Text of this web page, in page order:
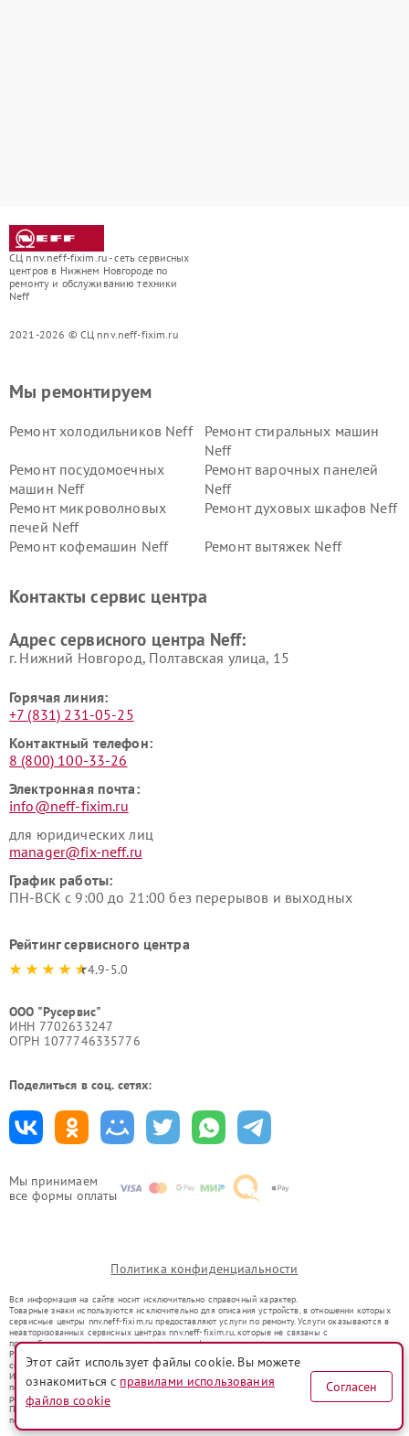
СЦ nnv.neff-fixim.ru - сеть сервисных
центров в Нижнем Новгороде по
ремонту и обслуживанию техники
Neff
2021-2026 © СЦ nnv.neff-fixim.ru
Мы принимаем
все формы оплаты
Мы ремонтируем
Ремонт холодильников Neff
Ремонт стиральных машин
Neff
Ремонт посудомоечных
машин Neff
Ремонт варочных панелей
Neff
Ремонт микроволновых
печей Neff
Ремонт духовых шкафов Neff
Ремонт кофемашин Neff Ремонт вытяжек Neff
Контакты сервис центра
Адрес сервисного центра Neff:
г. Нижний Новгород, Полтавская улица, 15
Горячая линия:
+7 (831) 231-05-25
Контактный телефон:
8 (800) 100-33-26
Электронная почта:
info@neff-fixim.ru
для юридических лиц
manager@fix-neff.ru
График работы:
ПН-ВСК с 9:00 до 21:00 без перерывов и выходных
Рейтинг сервисного центра
4.9-5.0
ООО "Русервис"
ИНН 7702633247
ОГРН 1077746335776
Поделиться в соц. сетях:
Политика конфиденциальности
Вся информация на сайте носит исключительно справочный характер.
Товарные знаки используются исключительно для описания устройств, в отношении которых
сервисные центры nnv.neff-fixim.ru предоставляют услуги по ремонту. Услуги оказываются в
неавторизованных сервисных центрах nnv.neff-fixim.ru, которые не связаны с
правообладателями товарных знаков или их официальными представителями.
Ремонт осуществляется для устройств, уже введенных в гражданский оборот в соответствии
со статьей 1487 ГК РФ.
Использование товарных знаков не преследует цели индивидуализации услуг или введения
потребителей в заблуждение, а служит для информирования о предоставляемых услугах по
ремонту техники указанных брендов.
Представленная на сайте информация не является публичной офертой, определяемой
положениями Статьи 437(2) Гражданского кодекса РФ
Этот сайт использует файлы cookie. Вы можете
ознакомиться с правилами использования
файлов cookie
Согласен